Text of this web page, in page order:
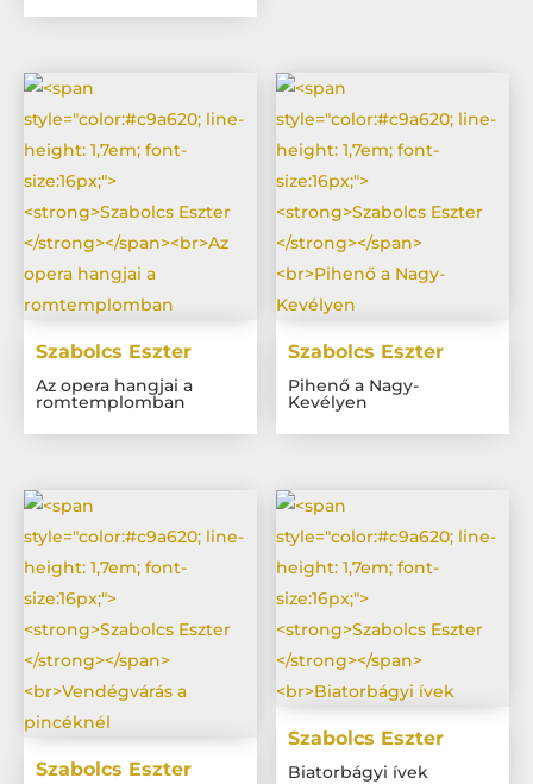
Szabolcs Eszter
Az opera hangjai a
romtemplomban
Szabolcs Eszter
Pihenő a Nagy-
Kevélyen
Szabolcs Eszter
Szabolcs Eszter
Biatorbágyi ívek